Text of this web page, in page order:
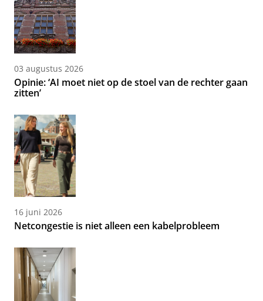
03 augustus 2026
Opinie: ‘AI moet niet op de stoel van de rechter gaan
zitten’
16 juni 2026
Netcongestie is niet alleen een kabelprobleem